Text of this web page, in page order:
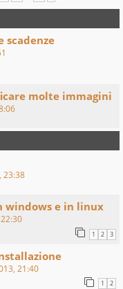
scadenze
molte immagini
23:38
windows e in linux
1 2 3
21:40
1 2